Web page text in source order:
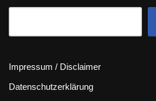
Impressum / Disclaimer
Datenschutzerklärung